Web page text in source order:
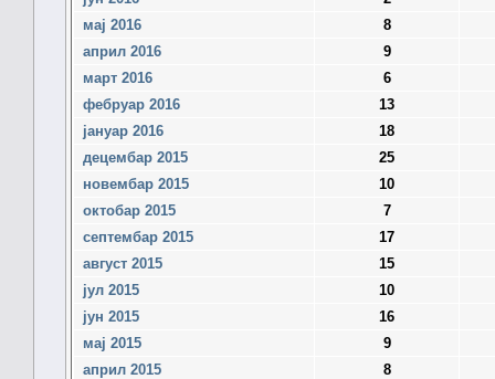
мај 2016
8
април 2016
9
март 2016
6
фебруар 2016
13
јануар 2016
18
децембар 2015
25
новембар 2015
10
октобар 2015
7
септембар 2015
17
август 2015
15
јул 2015
10
јун 2015
16
мај 2015
9
април 2015
8